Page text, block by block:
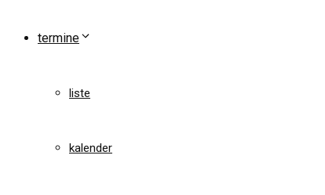
termine
liste
kalender